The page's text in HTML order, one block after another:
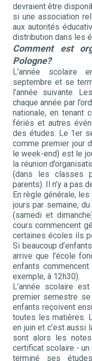
devraient être
si une association
aux autorités
distribution dans les
Comment est
Pologne?
L’année scolaire
septembre et se
l’année suivante.
chaque année par
nationale, en tenant
fériés et autres
des études. Le 1er
comme premier jour
le week-end) est le
la réunion
(dans les classes
parents). Il n’y a pas
En règle générale,
jours par semaine,
(samedi et
cours commencent
certaines écoles ils
Si beaucoup
arrive que l’école
enfants
exemple, à 12h30).
L’année scolaire
premier semestre
enfants reçoivent
toutes les matières.
en juin et c’est aussi
sont alors les
certificat scolaire - un
terminé ses